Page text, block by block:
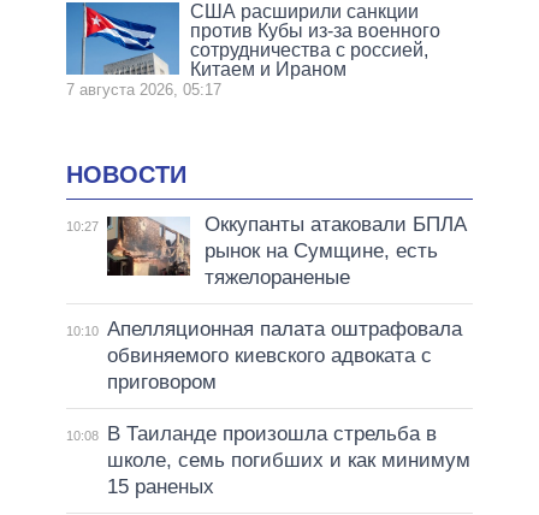
США расширили санкции
против Кубы из-за военного
сотрудничества с россией,
Китаем и Ираном
7 августа 2026, 05:17
НОВОСТИ
10:27
Оккупанты атаковали БПЛА
рынок на Сумщине, есть
тяжелораненые
10:10 Апелляционная палата оштрафовала
обвиняемого киевского адвоката с
приговором
10:08
В Таиланде произошла стрельба в
школе, семь погибших и как минимум
15 раненых